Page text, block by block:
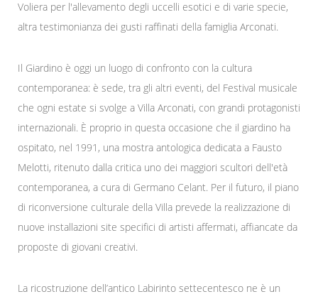
Voliera per l'allevamento degli uccelli esotici e di varie specie,
altra testimonianza dei gusti raffinati della famiglia Arconati.
Il Giardino è oggi un luogo di confronto con la cultura
contemporanea: è sede, tra gli altri eventi, del Festival musicale
che ogni estate si svolge a Villa Arconati, con grandi protagonisti
internazionali. È proprio in questa occasione che il giardino ha
ospitato, nel 1991, una mostra antologica dedicata a Fausto
Melotti, ritenuto dalla critica uno dei maggiori scultori dell'età
contemporanea, a cura di Germano Celant. Per il futuro, il piano
di riconversione culturale della Villa prevede la realizzazione di
nuove installazioni site specifici di artisti affermati, affiancate da
proposte di giovani creativi.
La ricostruzione dell’antico Labirinto settecentesco ne è un